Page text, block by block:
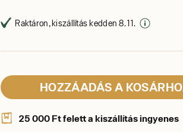
Raktáron, kiszállítás kedden 8. 11.
HOZZÁADÁS A
25 000 Ft felett a kiszállítás ingyenes